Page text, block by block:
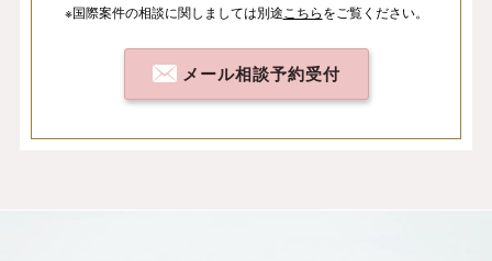
※国際案件の相談に関しましては別途 こちらをご覧ください。
メール相談予約受付